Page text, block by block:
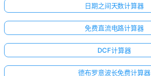
日期之间天数计算器
免费直流电路计算器
DCF计算器
德布罗意波长免费计算器